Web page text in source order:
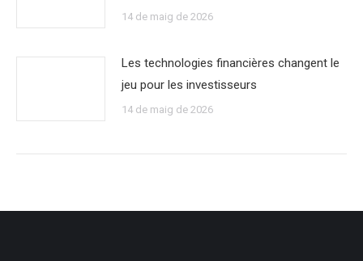
14 de maig de 2026
Les technologies financières changent le
jeu pour les investisseurs
14 de maig de 2026